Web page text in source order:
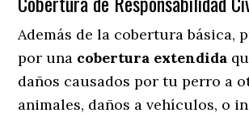
Además de la cobertura básica,
por una cobertura extendida
daños causados por tu perro a
animales, daños a vehículos, o